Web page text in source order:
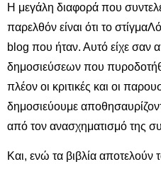
Η μεγάλη διαφορά που
παρελθόν είναι ότι το
blog που ήταν. Αυτό είχε σαν
δημοσιεύσεων που
πλέον οι κριτικές και οι
δημοσιεύουμε
από τον ανασχηματισμό της
Και, ενώ τα βιβλία αποτελούν